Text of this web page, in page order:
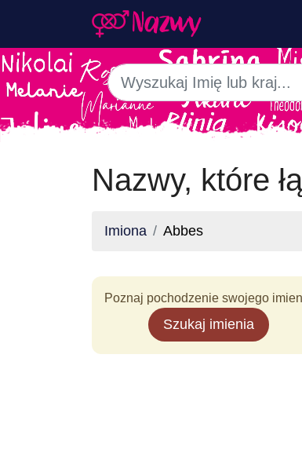
Nazwy, które
Imiona Abbes
Poznaj pochodzenie swojego
Szukaj imienia